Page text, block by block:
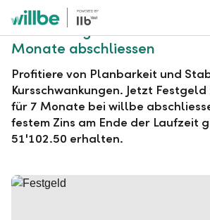
Alerts.Headline
willbe Festgeld zu GBP
Monate abschliessen
Profitiere von Planbarkeit und
Kursschwankungen. Jetzt Festgeld
für 7 Monate bei willbe
festem Zins am Ende der Laufzeit
51'102.50 erhalten.